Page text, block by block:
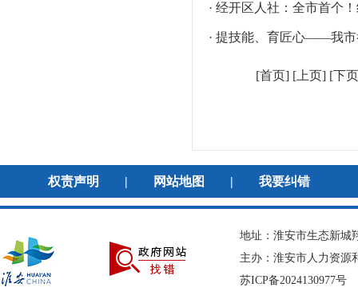
· 经开区人社：全市首个
· 提技能、育匠心——我
[首页] [上页] [下页
权责声明 | 网站地图 | 我要纠错
地址：淮安市生态新
主办：淮安市人力资
苏ICP备2024130977号